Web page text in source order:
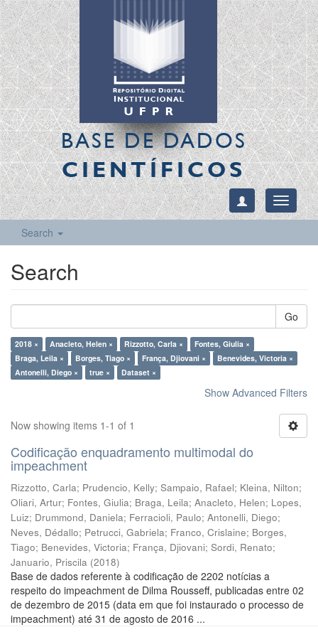
BASE DE DADOS
CIENTÍFICOS
Toggle
Search
Search
Go
2018 × Anacleto, Helen × Rizzotto, Carla ×
Fontes, Giulia ×
Braga, Leila ×
Borges, Tiago × França, Djiovani ×
Benevides, Victoria ×
Antonelli, Diego ×
true × Dataset ×
Show Advanced Filters
Now showing items 1-1 of 1
Codificação enquadramento multimodal do
impeachment
Rizzotto, Carla; Prudencio, Kelly; Sampaio, Rafael; Kleina, Nilton;
Oliari, Artur; Fontes, Giulia; Braga, Leila; Anacleto, Helen; Lopes,
Luiz; Drummond, Daniela; Ferracioli, Paulo; Antonelli, Diego;
Neves, Dédallo; Petrucci, Gabriela; Franco, Crislaine; Borges,
Tiago; Benevides, Victoria; França, Djiovani; Sordi, Renato;
Januario, Priscila (2018)
Base de dados referente à codificação de 2202 notícias a
respeito do impeachment de Dilma Rousseff, publicadas entre 02
de dezembro de 2015 (data em que foi instaurado o processo de
impeachment) até 31 de agosto de 2016 ...